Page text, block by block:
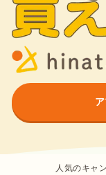
人気のキャ